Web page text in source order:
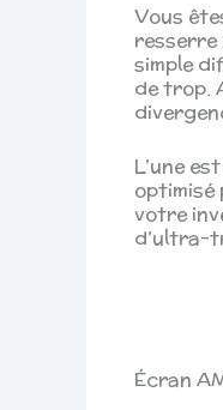
Vous
resserre
simple
de trop.
L’une
votre
d’ultra-
Écran